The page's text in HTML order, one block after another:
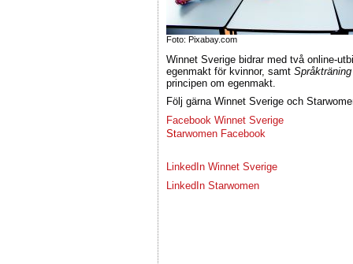
Foto: Pixabay.com
Winnet Sverige bidrar med två online-
egenmakt för kvinnor, samt Språkträning
principen om egenmakt.
Följ gärna Winnet Sverige och
Facebook Winnet Sverige
Starwomen Facebook
LinkedIn Winnet Sverige
LinkedIn Starwomen